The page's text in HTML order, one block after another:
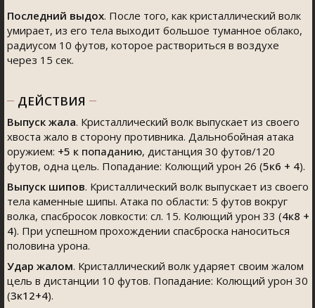
Последний выдох. После того, как кристаллический волк
умирает, из его тела выходит большое туманное облако,
радиусом 10 футов, которое раствориться в воздухе
через 15 сек.
ДЕЙСТВИЯ
Выпуск жала. Кристаллический волк выпускает из своего
хвоста жало в сторону противника. Дальнобойная атака
оружием: +5 к попаданию, дистанция 30 футов/120
футов, одна цель. Попадание: Колющий урон 26 (5к6 + 4).
Выпуск шипов. Кристаллический волк выпускает из своего
тела каменные шипы. Атака по области: 5 футов вокруг
волка, спасбросок ловкости: сл. 15. Колющий урон 33 (4к8 +
4). При успешном прохождении спасброска наноситься
половина урона.
Удар жалом. Кристаллический волк ударяет своим жалом
цель в дистанции 10 футов. Попадание: Колющий урон 30
(3к12+4).